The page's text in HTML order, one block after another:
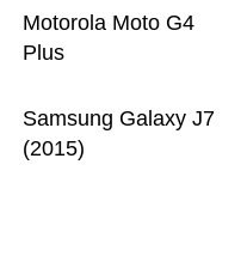
Samsung Galaxy J7
(2015)
Motorola Moto G4
Plus